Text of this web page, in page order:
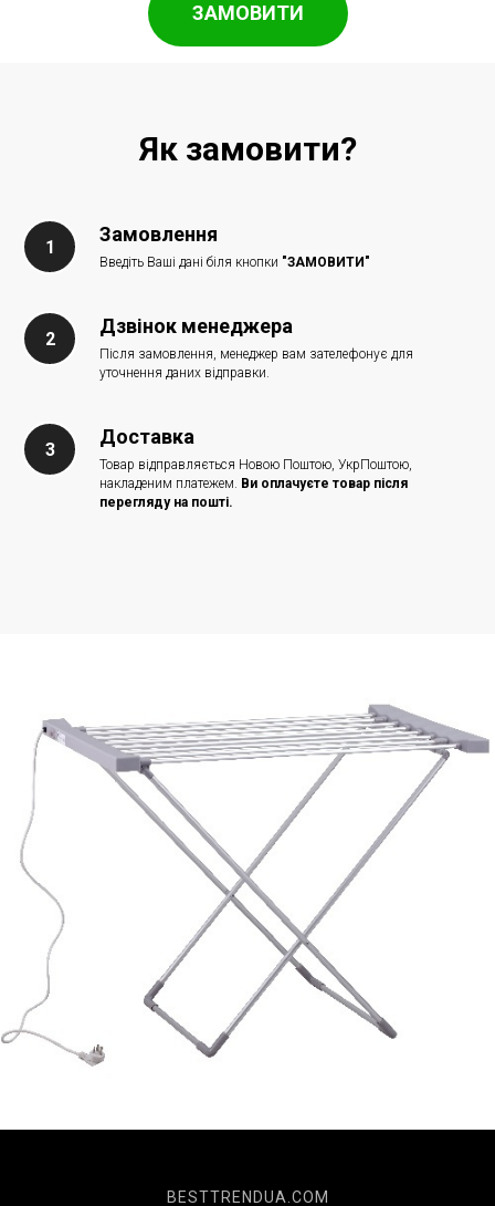
ЗАМОВИТИ
Як замовити?
Замовлення
Введіть Ваші дані біля кнопки "ЗАМОВИТИ"
Дзвінок менеджера
Після замовлення, менеджер вам зателефонує для
уточнення даних відправки.
Доставка
Товар відправляється Новою Поштою, УкрПоштою,
накладеним платежем. Ви оплачуєте товар після
перегляду на пошті.
BESTTRENDUA.COM